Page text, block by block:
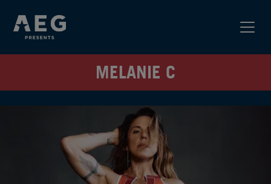
MELANIE C